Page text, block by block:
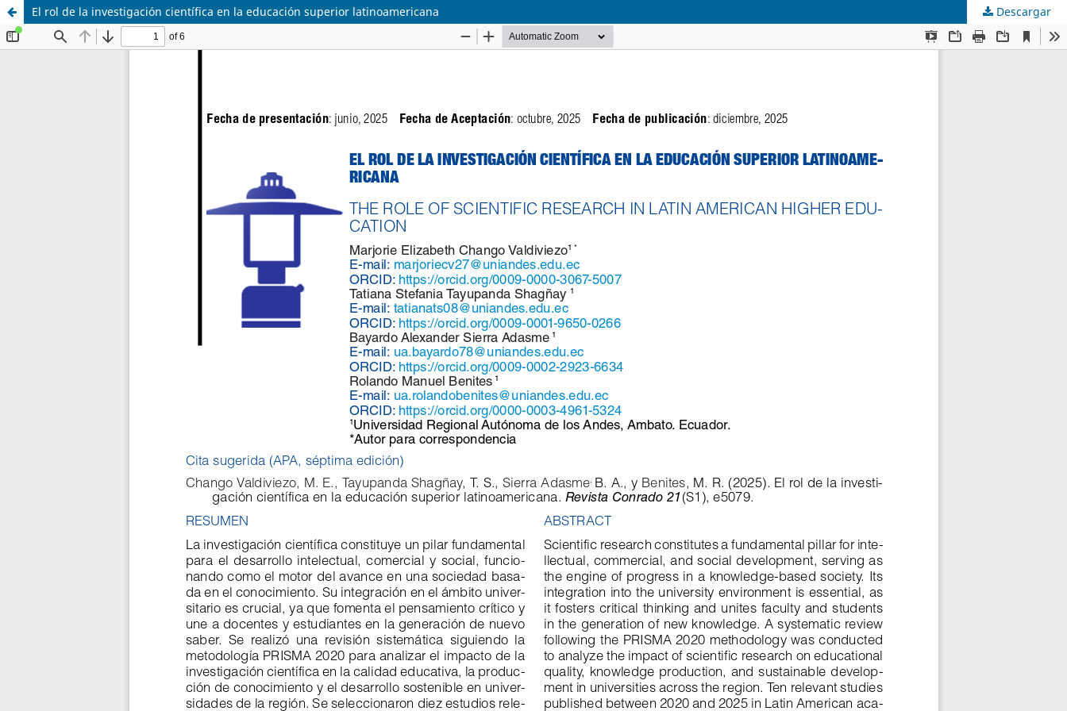
El rol de la investigación científica en la educación superior latinoamericana Descargar